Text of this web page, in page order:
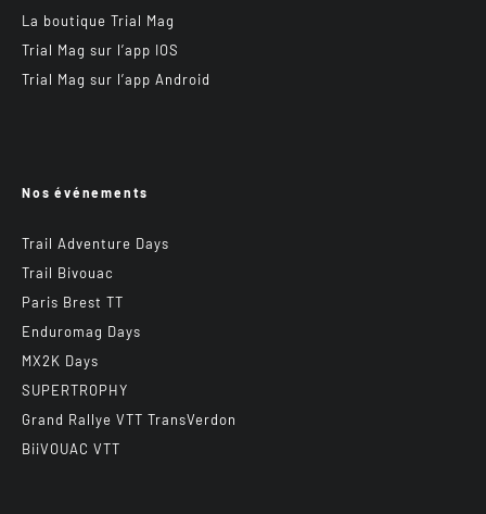
La boutique Trial Mag
Trial Mag sur l’app IOS
Trial Mag sur l’app Android
Nos événements
Trail Adventure Days
Trail Bivouac
Paris Brest TT
Enduromag Days
MX2K Days
SUPERTROPHY
Grand Rallye VTT TransVerdon
BiiVOUAC VTT